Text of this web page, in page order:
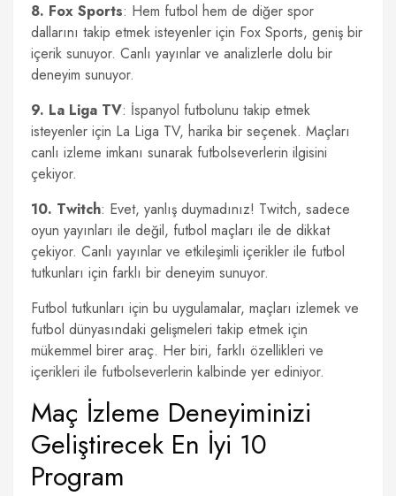
8. Fox Sports: Hem futbol hem de diğer spor
dallarını takip etmek isteyenler için Fox Sports, geniş bir
içerik sunuyor. Canlı yayınlar ve analizlerle dolu bir
deneyim sunuyor.
9. La Liga TV: İspanyol futbolunu takip etmek
isteyenler için La Liga TV, harika bir seçenek. Maçları
canlı izleme imkanı sunarak futbolseverlerin ilgisini
çekiyor.
10. Twitch: Evet, yanlış duymadınız! Twitch, sadece
oyun yayınları ile değil, futbol maçları ile de dikkat
çekiyor. Canlı yayınlar ve etkileşimli içerikler ile futbol
tutkunları için farklı bir deneyim sunuyor.
Futbol tutkunları için bu uygulamalar, maçları izlemek ve
futbol dünyasındaki gelişmeleri takip etmek için
mükemmel birer araç. Her biri, farklı özellikleri ve
içerikleri ile futbolseverlerin kalbinde yer ediniyor.
Maç İzleme Deneyiminizi
Geliştirecek En İyi 10
Program